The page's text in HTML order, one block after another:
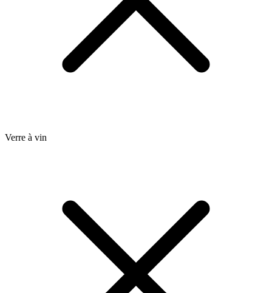
Verre à vin